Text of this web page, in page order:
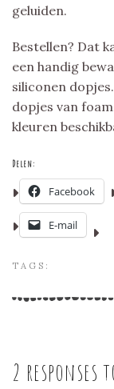
geluiden.
Bestellen? Dat
een handig
siliconen
dopjes van
kleuren
Delen:
Facebook
E-mail
TAGS:
2 responses